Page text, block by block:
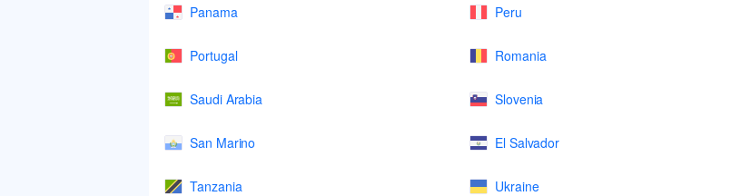
Panama Peru
Portugal Romania
Saudi Arabia Slovenia
San Marino El Salvador
Tanzania Ukraine